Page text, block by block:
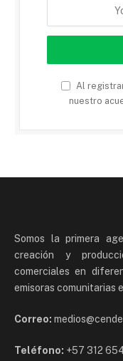
Al
nuestro
Somos la primera
creación y
comerciales en
emisoras comunitarias
Correo:
Teléfono: +57 312